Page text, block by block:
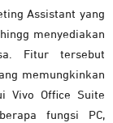
Assistant yang
menyediakan
Fitur tersebut
memungkinkan
Vivo Office Suite
fungsi PC,